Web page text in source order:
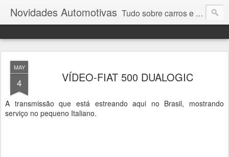
Novidades Automotivas Tudo sobre carros e motores
MAY
4 VÍDEO-FIAT 500 DUALOGIC
A transmissão que está estreando aqui no Brasil, mostrando
serviço no pequeno Italiano.